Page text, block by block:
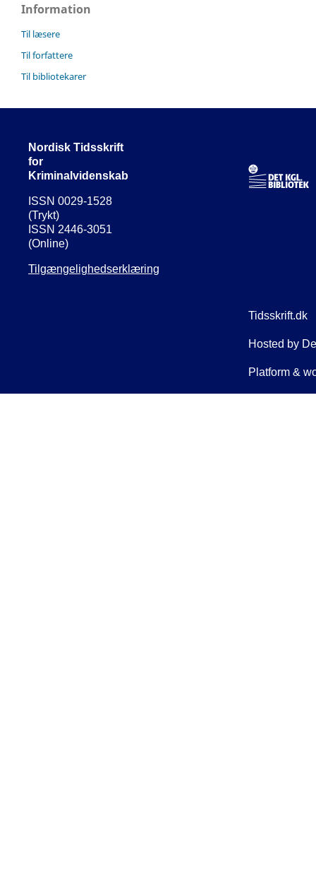
Information
Til læsere
Til forfattere
Til bibliotekarer
Nordisk Tidsskrift
for
Kriminalvidenskab
ISSN 0029-1528
(Trykt)
ISSN 2446-3051
(Online)
Tilgængelighedserklæring